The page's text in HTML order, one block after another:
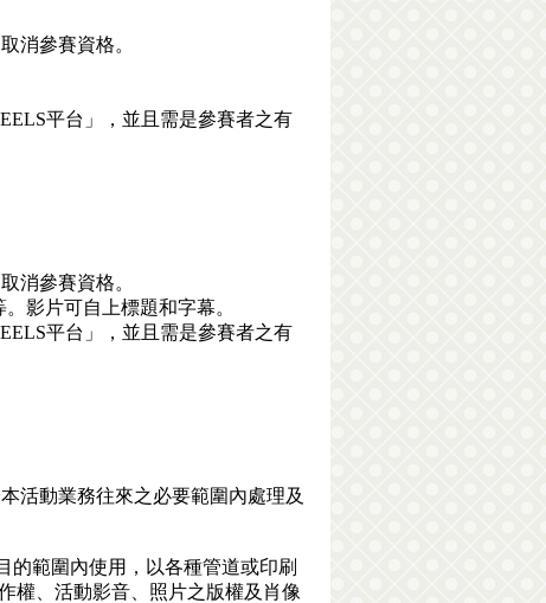
消參賽資格。
平台」，並且需是參賽者之有
消參賽資格。
影片可自上標題和字幕。
平台」，並且需是參賽者之有
活動業務往來之必要範圍內處理及
的範圍內使用，以各種管道或印刷
權、活動影音、照片之版權及肖像